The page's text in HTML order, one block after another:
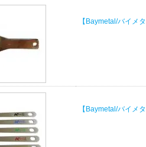
【Baymetal/バイメ
【Baymetal/バイメ